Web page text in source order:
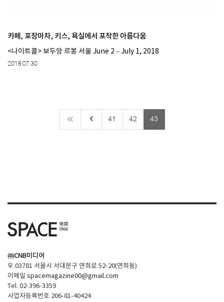
카페, 포장마차, 키스, 욕실에서 포착한 아름다움
<나이트콜> 보두앙 르봉 서울 June 2 – July 1, 2018
2018.07.30
keyboard_arrow_left 41 42 43
㈜CNB미디어
우.03781 서울시 서대문구 연희로 52-20(연희동)
이메일 spacemagazine00@gmail.com
Tel. 02-396-3359
사업자등록번호 206-81-40424